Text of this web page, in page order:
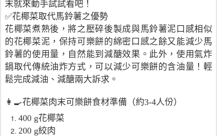
末就來動手試試看吧！
✅花椰菜取代馬鈴薯之優勢
花椰菜煮熟後，將之壓碎後製成與馬鈴薯泥口感相似
的花椰菜泥，保持可樂餅的綿密口感之餘又能減少馬
鈴薯的使用量，自然能到減醣效果。此外，使用氣炸
鍋取代傳統油炸方式，可以減少可樂餅的含油量！輕
鬆完成減油、減醣兩大訴求。
👩‍🍳花椰菜肉末可樂餅食材準備（約3-4人份）
400 g花椰菜
200 g絞肉